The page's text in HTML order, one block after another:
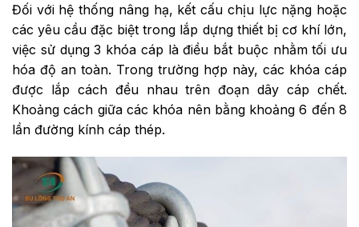
Đối với hệ thống nâng hạ, kết cấu chịu lực nặng hoặc
các yêu cầu đặc biệt trong lắp dựng thiết bị cơ khí lớn,
việc sử dụng 3 khóa cáp là điều bắt buộc nhằm tối ưu
hóa độ an toàn. Trong trường hợp này, các khóa cáp
được lắp cách đều nhau trên đoạn dây cáp chết.
Khoảng cách giữa các khóa nên bằng khoảng 6 đến 8
lần đường kính cáp thép.